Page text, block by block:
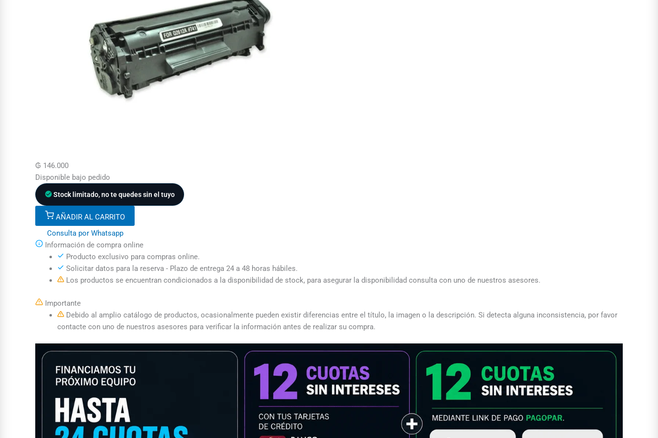
₲ 146.000
Disponible bajo pedido
Stock limitado, no te quedes sin el tuyo
AÑADIR AL CARRITO
Consulta por Whatsapp
Información de compra online
Producto exclusivo para compras online.
Solicitar datos para la reserva - Plazo de entrega 24 a 48 horas hábiles.
Los productos se encuentran condicionados a la disponibilidad de stock, para asegurar la disponibilidad consulta con uno de nuestros asesores.
Importante
Debido al amplio catálogo de productos, ocasionalmente pueden existir diferencias entre el título, la imagen o la descripción. Si detecta alguna inconsistencia, por favor
contacte con uno de nuestros asesores para verificar la información antes de realizar su compra.